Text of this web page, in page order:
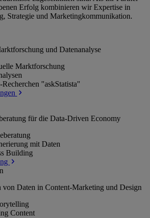
Erfolg kombinieren wir Expertise in
Strategie und Marketingkommunikation.
und Datenanalyse
Marktforschung
"askStatista"
für die Data-Driven Economy
mit Daten
Building
von Daten in Content-Marketing und Design
Content